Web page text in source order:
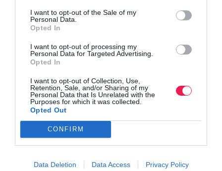
I want to opt-out of the Sale of my
Personal Data.
Opted In
I want to opt-out of processing my
Personal Data for Targeted Advertising.
Opted In
I want to opt-out of Collection, Use,
Retention, Sale, and/or Sharing of my
Personal Data that Is Unrelated with the
Purposes for which it was collected.
Opted Out
CONFIRM
Data Deletion Data Access Privacy Policy